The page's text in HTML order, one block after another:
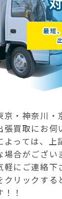
・神奈川・
買取にお伺
っては、上
合がござい
にご連絡下
クリックする
！